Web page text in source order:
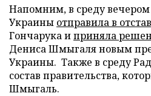
Напомним, в среду вечером
Украины отправила в
Гончарука иприняла
Дениса Шмыгаля новым
Украины. Также в среду
состав правительства,
Шмыгаль.